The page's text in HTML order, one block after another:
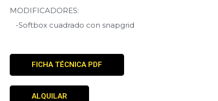
MODIFICADORES:
-Softbox cuadrado con snapgrid
FICHA TÉCNICA PDF
ALQUILAR